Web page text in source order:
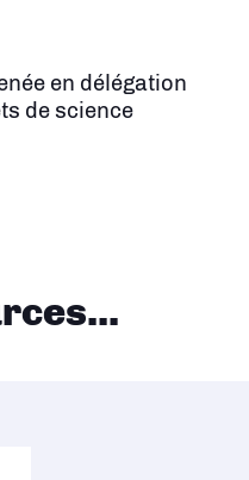
en délégation
de science